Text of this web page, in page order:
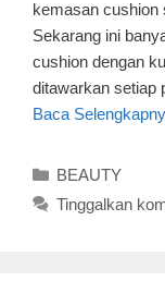
kemasan cushion
Sekarang ini
cushion dengan
ditawarkan setiap
Baca
Kategori
BEAUTY
Tinggalkan